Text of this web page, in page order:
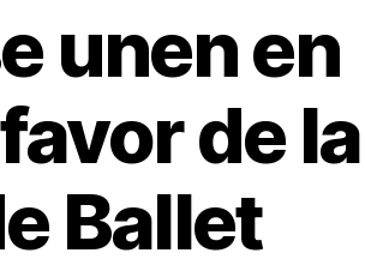
unen en
de la
Ballet